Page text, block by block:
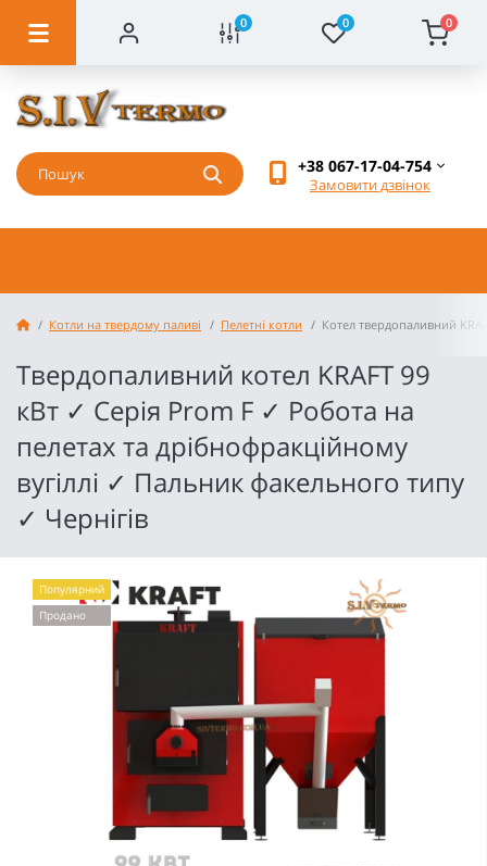
0 0 0
+38 067-17-04-754
Замовити дзвінок
Котли на твердому паливі Пелетні котли Котел твердопаливний
Твердопаливний котел KRAFT 99
кВт ✓ Серія Prom F ✓ Робота на
пелетах та дрібнофракційному
вугіллі ✓ Пальник факельного типу
✓ Чернігів
Популярний
Продано